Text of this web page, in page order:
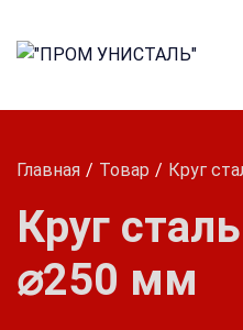
Главная Товар Круг
Круг
⌀250 мм